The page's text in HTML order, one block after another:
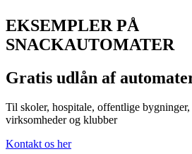
EKSEMPLER PÅ
SNACKAUTOMATER
Gratis udlån af
Til skoler, hospitale, offentlige
virksomheder og klubber
Kontakt os her